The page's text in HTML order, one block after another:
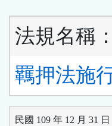
法規名稱：
羈押法施
民國 109 年 12 月 31 日